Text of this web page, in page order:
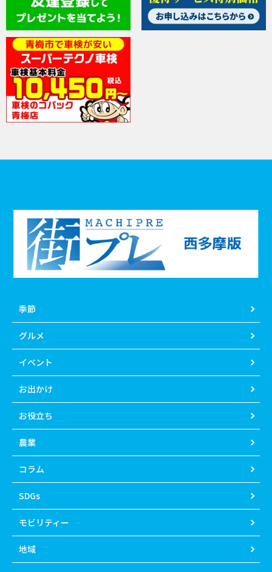
季節
グルメ
イベント
お出かけ
お役立ち
農業
コラム
SDGs
モビリティー
地域